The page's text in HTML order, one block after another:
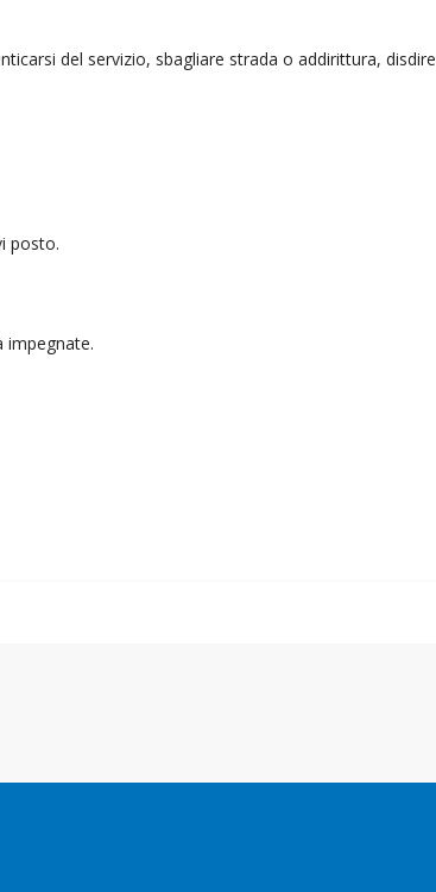
del servizio, sbagliare strada o addirittura, disdire
posto.
impegnate.